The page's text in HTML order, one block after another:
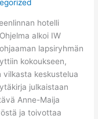
hotelli
alkoi IW
lapsiryhmän
kokoukseen,
vilkasta keskustelua
julkaistaan
Anne-Maija
ja toivottaa